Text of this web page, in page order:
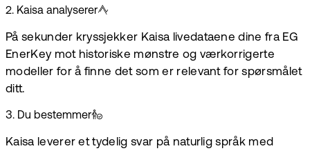
2. Kaisa analyserer
På sekunder kryssjekker Kaisa livedataene dine fra EG
EnerKey mot historiske mønstre og værkorrigerte
modeller for å finne det som er relevant for spørsmålet
ditt.
3. Du bestemmer
Kaisa leverer et tydelig svar på naturlig språk med